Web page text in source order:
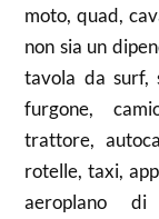
moto, quad,
non sia un
tavola da surf,
furgone,
trattore,
rotelle, taxi,
aeroplano